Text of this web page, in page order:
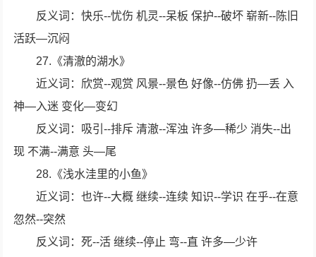
反义词：快乐--忧伤 机灵--呆板 保护--破坏 崭新--陈旧
活跃—沉闷
27.《清澈的湖水》
近义词：欣赏--观赏 风景--景色 好像--仿佛 扔—丢 入
神—入迷 变化—变幻
反义词：吸引--排斥 清澈--浑浊 许多—稀少 消失--出
现 不满--满意 头—尾
28.《浅水洼里的小鱼》
近义词：也许--大概 继续--连续 知识--学识 在乎--在意
忽然--突然
反义词：死--活 继续--停止 弯--直 许多—少许